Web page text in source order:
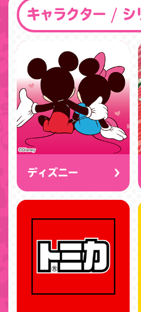
キャラクター / シ
ディズニー